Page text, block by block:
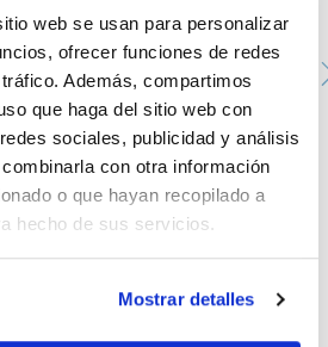
web se usan para personalizar
ofrecer funciones de redes
Además, compartimos
que haga del sitio web con
sociales, publicidad y análisis
con otra información
o que hayan recopilado a
hecho de sus servicios.
Mostrar detalles
Apertura ovalada y para
90x108x187. Capacidad (l): 1